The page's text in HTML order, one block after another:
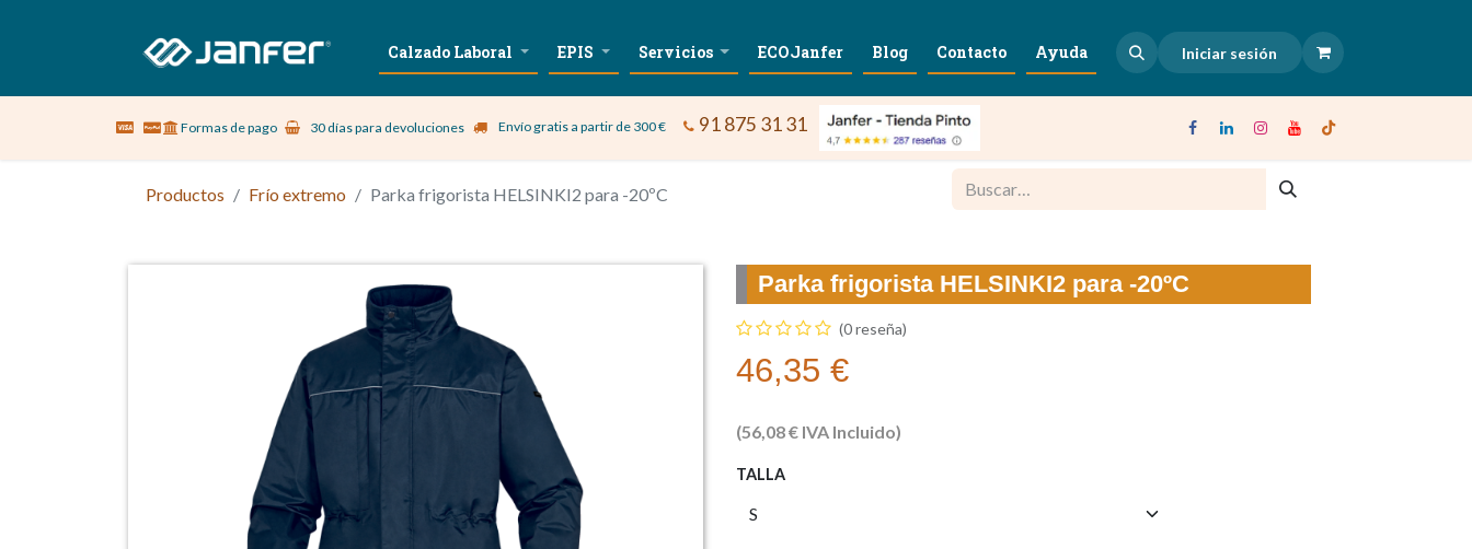
Sobre nosotros Vestuario Laboral Calzado Laboral EPIS Servicios ECOJanfer Blog Contacto Ayuda Iniciar sesión
Formas de pago 30 días para devoluciones Envío gratis a partir de 300 € 91 875 31 31
Productos Frío extremo Parka frigorista HELSINKI2 para -20ºC
Parka frigorista HELSINKI2 para -20ºC
(0 reseña)
46,35 €
(56,08€ IVA Incluido)
TALLA